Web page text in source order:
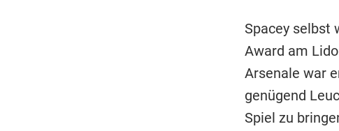
Spacey selbst
Award am
Arsenale war
genügend
Spiel zu